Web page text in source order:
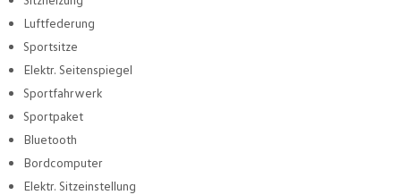
Luftfederung
Sportsitze
Elektr. Seitenspiegel
Sportfahrwerk
Sportpaket
Bluetooth
Bordcomputer
Elektr. Sitzeinstellung